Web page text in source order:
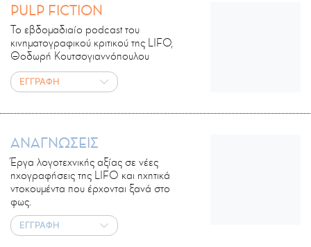
PULP FICTION
Το εβδομαδιαίο podcast του
κινηματογραφικού κριτικού της LIFO,
Θοδωρή Κουτσογιαννόπουλου
ΕΓΓΡΑΦΗ
ΑΝΑΓΝΩΣΕΙΣ
Έργα λογοτεχνικής αξίας σε νέες
ηχογραφήσεις της LIFO και ηχητικά
ντοκουμέντα που έρχονται ξανά στο
φως.
ΕΓΓΡΑΦΗ